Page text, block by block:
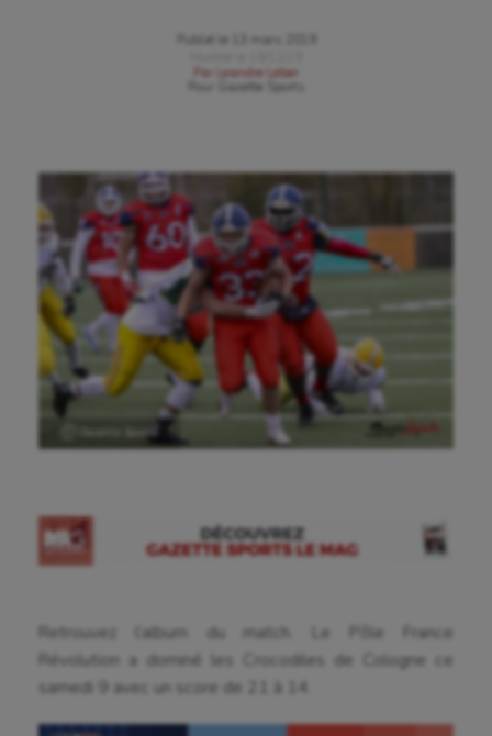
Publié le
13 mars 2019
Par
Leandre Leber
Gazette Sports
Retrouvez l’album du match. Le Pôle France
Révolution a dominé les Crocodiles de Cologne ce
samedi 9 avec un score de 21 à 14.